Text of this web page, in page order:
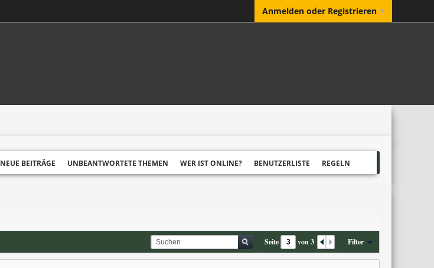
Anmelden oder Registrieren
NEUE BEITRÄGE UNBEANTWORTETE THEMEN WER IST ONLINE? BENUTZERLISTE REGELN
Seite von3 Filter